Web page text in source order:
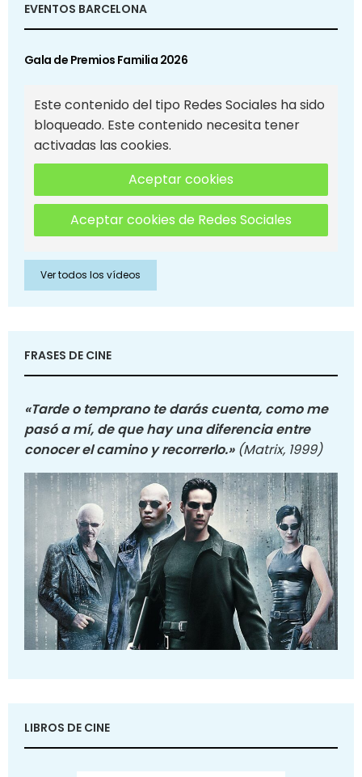
EVENTOS BARCELONA
Gala de Premios Familia 2026
Este contenido del tipo Redes Sociales ha sido
bloqueado. Este contenido necesita tener
activadas las cookies.
Aceptar cookies
Aceptar cookies de Redes Sociales
Ver todos los vídeos
FRASES DE CINE
«Tarde o temprano te darás cuenta, como me
pasó a mí, de que hay una diferencia entre
conocer el camino y recorrerlo.» (Matrix, 1999)
LIBROS DE CINE